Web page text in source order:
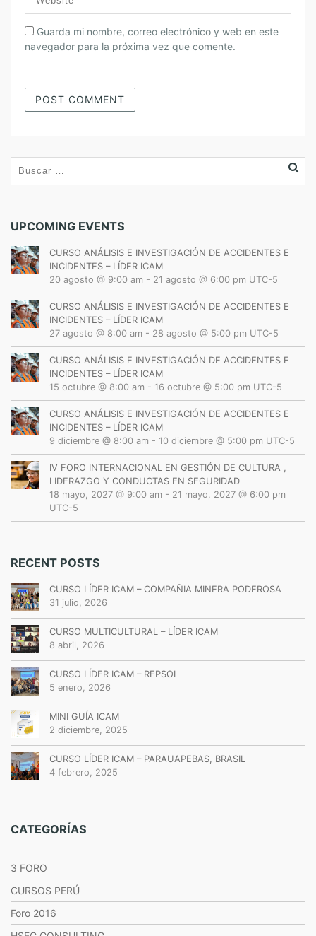
I
C
A
A
A
Guarda mi nombre, correo electrónico y web en este
navegador para la próxima vez que comente.
UPCOMING EVENTS
CURSO ANÁLISIS E INVESTIGACIÓN DE ACCIDENTES E
INCIDENTES – LÍDER ICAM
20 agosto @ 9:00 am - 21 agosto @ 6:00 pm UTC-5
CURSO ANÁLISIS E INVESTIGACIÓN DE ACCIDENTES E
INCIDENTES – LÍDER ICAM
27 agosto @ 8:00 am - 28 agosto @ 5:00 pm UTC-5
CURSO ANÁLISIS E INVESTIGACIÓN DE ACCIDENTES E
INCIDENTES – LÍDER ICAM
15 octubre @ 8:00 am - 16 octubre @ 5:00 pm UTC-5
CURSO ANÁLISIS E INVESTIGACIÓN DE ACCIDENTES E
INCIDENTES – LÍDER ICAM
9 diciembre @ 8:00 am - 10 diciembre @ 5:00 pm UTC-5
IV FORO INTERNACIONAL EN GESTIÓN DE CULTURA ,
LIDERAZGO Y CONDUCTAS EN SEGURIDAD
18 mayo, 2027 @ 9:00 am - 21 mayo, 2027 @ 6:00 pm
UTC-5
RECENT POSTS
CURSO LÍDER ICAM – COMPAÑIA MINERA PODEROSA
31 julio, 2026
CURSO MULTICULTURAL – LÍDER ICAM
8 abril, 2026
CURSO LÍDER ICAM – REPSOL
5 enero, 2026
MINI GUÍA ICAM
2 diciembre, 2025
CURSO LÍDER ICAM – PARAUAPEBAS, BRASIL
4 febrero, 2025
CATEGORÍAS
3 FORO
CURSOS PERÚ
Foro 2016